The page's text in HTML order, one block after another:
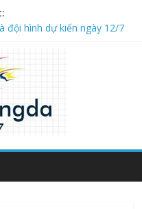
đội hình dự kiến ngày 12/7
2h ngày 17/7
xuất sắc nhất
22h ngày 17/7